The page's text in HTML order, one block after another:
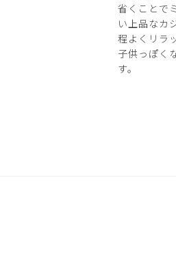
省くことで
い上品なカ
程よくリラ
子供っぽく
す。